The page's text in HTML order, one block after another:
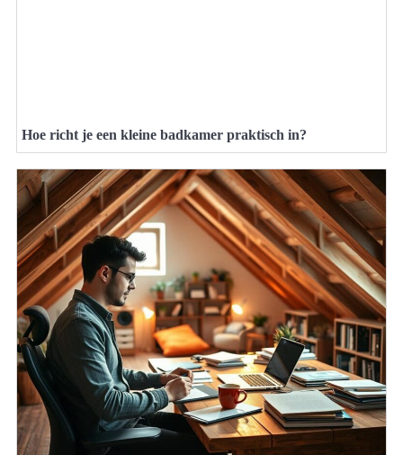
Hoe richt je een kleine badkamer praktisch in?